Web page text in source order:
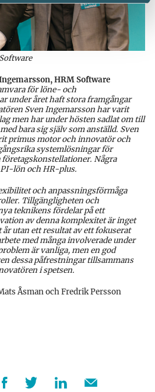
HRM Software
för löne- och
under året haft stora framgångar
Sven Ingemarsson har varit
men har under hösten sadlat om till
bara sig själv som anställd. Sven
primus motor och innovatör och
systemlösningar för
Några
lön och HR-plus.
och anpassningsförmåga
Tillgängligheten och
teknikens fördelar på ett
av denna komplexitet är inget
år utan ett resultat av ett fokuserat
med många involverade under
är vanliga, men en god
dessa påfrestningar tillsammans
i spetsen.
Åsman och Fredrik Persson